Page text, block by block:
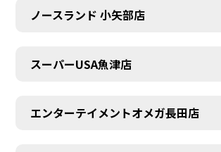
ノースランド 小矢部店
スーパーUSA魚津店
エンターテイメントオメガ長田店